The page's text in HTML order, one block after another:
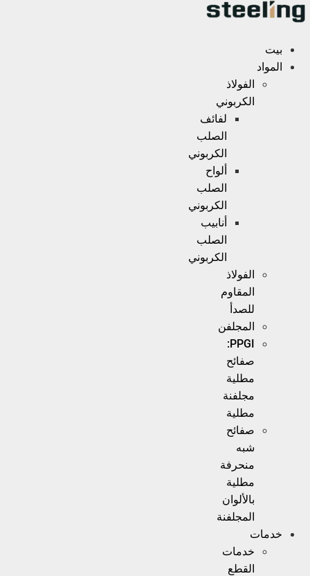
Skip
to
بيت
المواد
الفولاذ
الكربوني
لفائف
الصلب
الكربوني
ألواح
الصلب
الكربوني
أنابيب
الصلب
الكربوني
الفولاذ
المقاوم
للصدأ
المجلفن
PPGI:
صفائح
مطلية
مجلفنة
مطلية
صفائح
شبه
منحرفة
مطلية
بالألوان
المجلفنة
خدمات
خدمات
القطع